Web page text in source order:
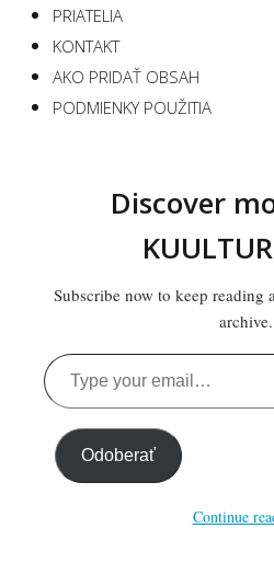
PRIATELIA
KONTAKT
AKO PRIDAŤ OBSAH
PODMIENKY POUŽITIA
Discover
Subscribe now to keep reading
archive.
Type
your
email…
Odoberať
Continue